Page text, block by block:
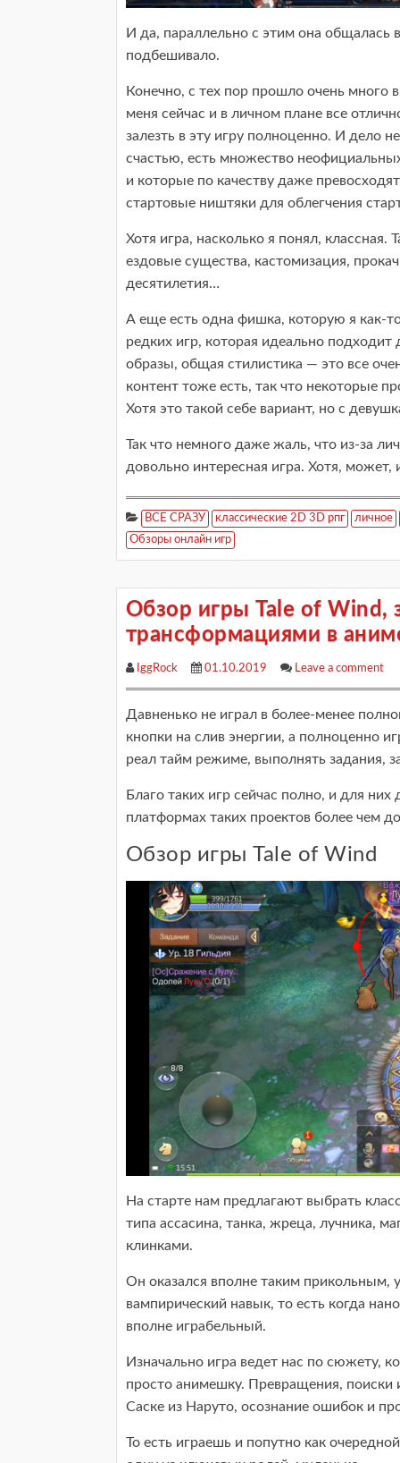
И да, параллельно с этим она общалась
подбешивало.
Конечно, с тех пор прошло очень много
меня сейчас и в личном плане все
залезть в эту игру полноценно. И дело
счастью, есть множество
и которые по качеству даже
стартовые ништяки для облегчения
Хотя игра, насколько я понял,
ездовые существа, кастомизация,
десятилетия…
А еще есть одна фишка, которую я как-
редких игр, которая идеально
образы, общая стилистика — это все
контент тоже есть, так что некоторые
Хотя это такой себе вариант, но с
Так что немного даже жаль, что из-за
довольно интересная игра. Хотя, может,
ВСЕ СРАЗУ классические 2D 3D рпг
личное
Обзоры онлайн игр
Обзор игры Tale of Wind,
трансформациями в
IggRock 01.10.2019 Leave a comment
Давненько не играл в более-менее
кнопки на слив энергии, а полноценно
реал тайм режиме, выполнять задания,
Благо таких игр сейчас полно, и для
платформах таких проектов более чем
Обзор игры Tale of Wind
На старте нам предлагают выбрать
типа ассасина, танка, жреца, лучника,
клинками.
Он оказался вполне таким прикольным,
вампирический навык, то есть когда
вполне играбельный.
Изначально игра ведет нас по сюжету,
просто анимешку. Превращения, поиски
Саске из Наруто, осознание ошибок и
То есть играешь и попутно как